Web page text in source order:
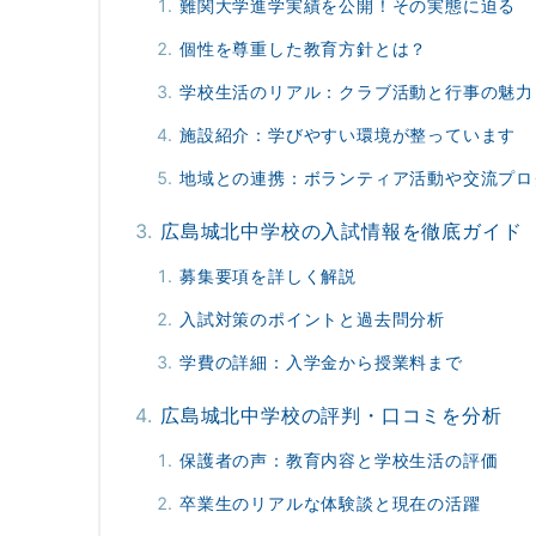
難関大学進学実績を公開！その実態に迫る
個性を尊重した教育方針とは？
学校生活のリアル：クラブ活動と行事の魅力
施設紹介：学びやすい環境が整っています
地域との連携：ボランティア活動や交流プ
広島城北中学校の入試情報を徹底ガイド
募集要項を詳しく解説
入試対策のポイントと過去問分析
学費の詳細：入学金から授業料まで
広島城北中学校の評判・口コミを分析
保護者の声：教育内容と学校生活の評価
卒業生のリアルな体験談と現在の活躍